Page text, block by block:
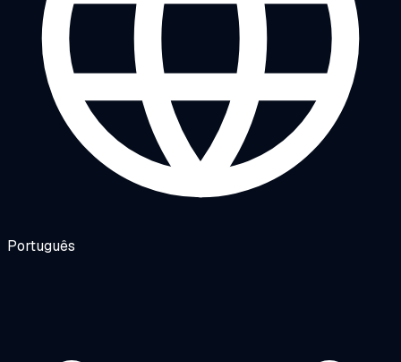
Português